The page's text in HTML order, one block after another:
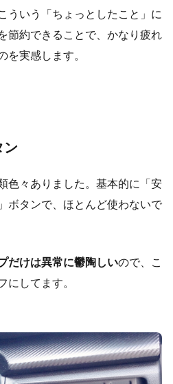
ういう「ちょっとしたこと」に
節約できることで、かなり疲れ
を実感します。
ン
色々ありました。基本的に「安
ボタンで、ほとんど使わないで
だけは異常に鬱陶しいので、こ
にしてます。